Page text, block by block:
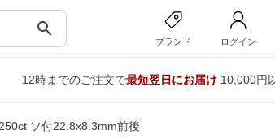
search
ブランド ログイン
12時までのご注文で最短翌日にお届け10,000円
ソ付22.8x8.3mm前後